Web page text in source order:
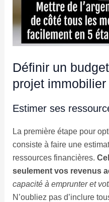
Définir un
projet immobilier
Estimer ses
La première étape pour
consiste à faire une
ressources financières.
seulement vos revenus
capacité à emprunter et
N’oubliez pas d’inclure